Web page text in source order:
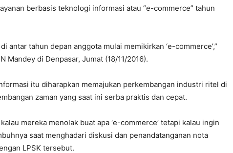
berbasis teknologi informasi atau “e-commerce” tahun
antar tahun depan anggota mulai memikirkan ‘e-commerce’,”
Mandey di Denpasar, Jumat (18/11/2016).
itu diharapkan memajukan perkembangan industri ritel di
zaman yang saat ini serba praktis dan cepat.
mereka menolak buat apa ‘e-commerce’ tetapi kalau ingin
saat menghadari diskusi dan penandatanganan nota
LPSK tersebut.